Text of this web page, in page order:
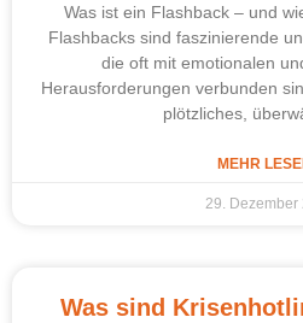
Was ist ein Flashback – und
Flashbacks sind faszinierende
die oft mit emotionalen
Herausforderungen verbunden
plötzliches,
MEHR
29. Dezember
Was sind